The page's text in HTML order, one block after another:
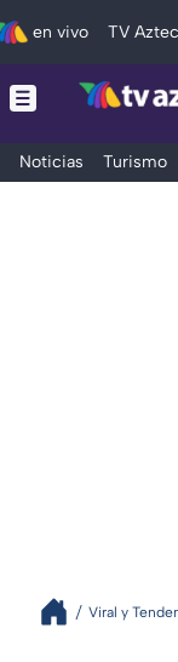
en vivo TV
Noticias Turismo
Viral y